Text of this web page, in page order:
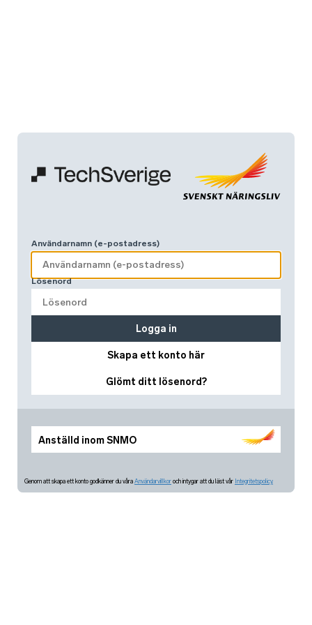
Anställd inom SNMO
Användarnamn (e-postadress)
Lösenord
Skapa ett konto här
Glömt ditt lösenord?
Logga in
Genom att skapa ett konto godkänner du våra Användarvillkor och intygar att du läst vår Integritetspolicy.